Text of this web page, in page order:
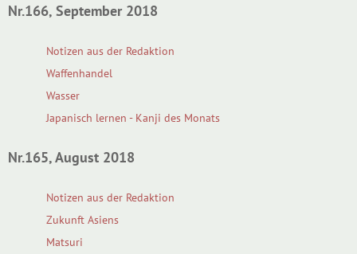
Nr.166, September 2018
Notizen aus der Redaktion
Waffenhandel
Wasser
Japanisch lernen - Kanji des Monats
Nr.165, August 2018
Notizen aus der Redaktion
Zukunft Asiens
Matsuri